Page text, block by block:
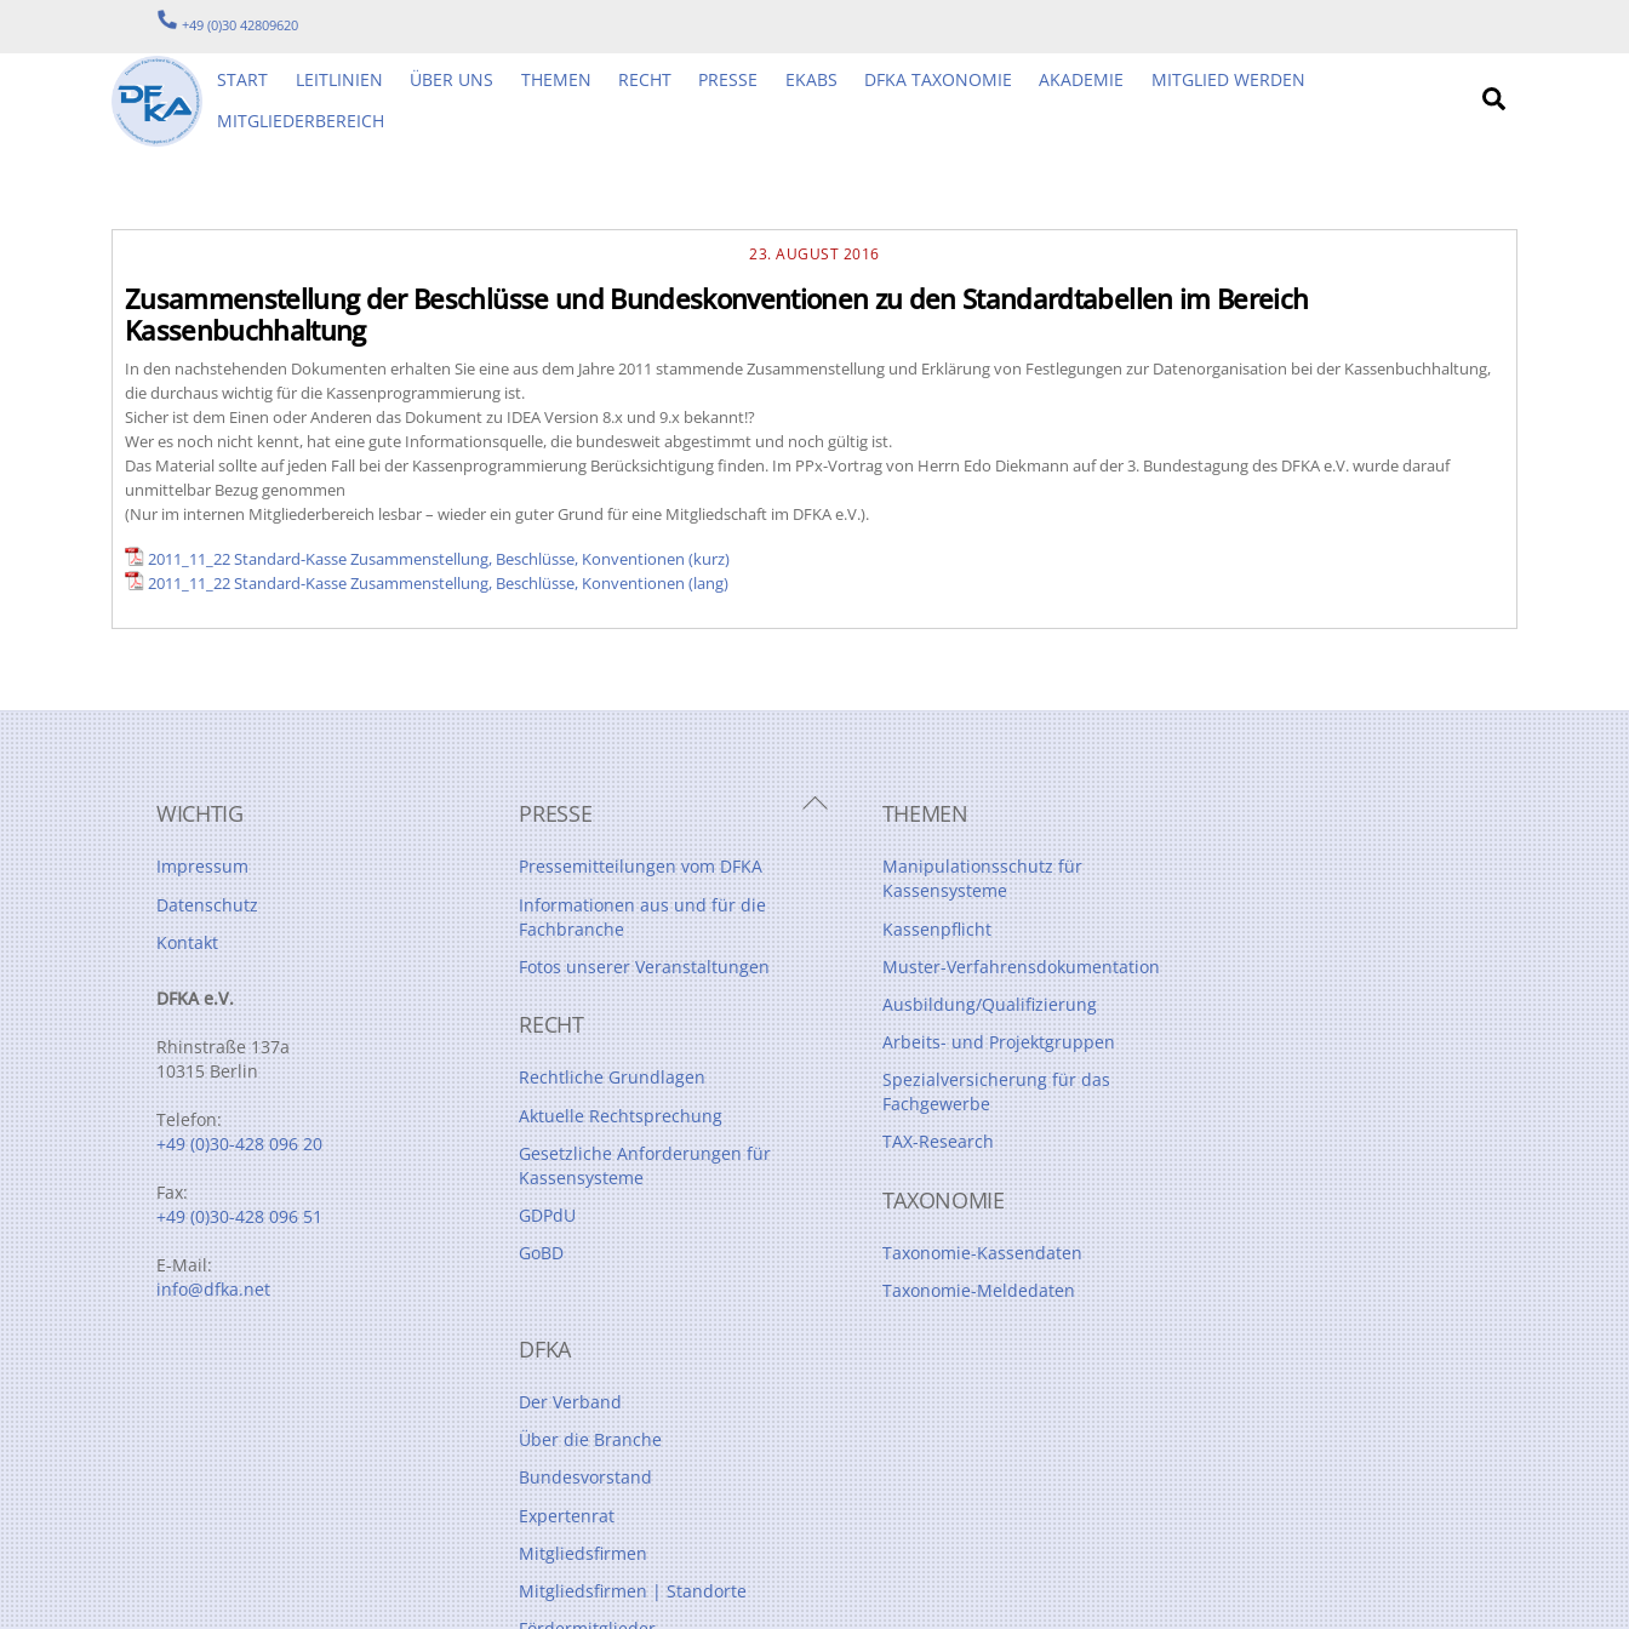
+49 (0)30 42809620
START LEITLINIEN ÜBER UNS THEMEN RECHT PRESSE EKABS DFKA TAXONOMIE AKADEMIE
MITGLIED WERDEN
MITGLIEDERBEREICH
23. AUGUST 2016
Zusammenstellung der Beschlüsse und Bundeskonventionen zu den Standardtabellen im Bereich
Kassenbuchhaltung
In den nachstehenden Dokumenten erhalten Sie eine aus dem Jahre 2011 stammende Zusammenstellung und Erklärung von Festlegungen zur Datenorganisation bei der Kassenbuchhaltung,
die durchaus wichtig für die Kassenprogrammierung ist.
Sicher ist dem Einen oder Anderen das Dokument zu IDEA Version 8.x und 9.x bekannt!?
Wer es noch nicht kennt, hat eine gute Informationsquelle, die bundesweit abgestimmt und noch gültig ist.
Das Material sollte auf jeden Fall bei der Kassenprogrammierung Berücksichtigung finden. Im PPx-Vortrag von Herrn Edo Diekmann auf der 3. Bundestagung des DFKA e.V. wurde darauf
unmittelbar Bezug genommen
(Nur im internen Mitgliederbereich lesbar – wieder ein guter Grund für eine Mitgliedschaft im DFKA e.V.).
2011_11_22 Standard-Kasse Zusammenstellung, Beschlüsse, Konventionen (kurz)
2011_11_22 Standard-Kasse Zusammenstellung, Beschlüsse, Konventionen (lang)
Back
To
Top
WICHTIG
Impressum
Datenschutz
Kontakt
DFKA e.V.
Rhinstraße 137a
10315 Berlin
Telefon:
+49 (0)30-428 096 20
Fax:
+49 (0)30-428 096 51
E-Mail:
info@dfka.net
PRESSE
Pressemitteilungen vom DFKA
Informationen aus und für die
Fachbranche
Fotos unserer Veranstaltungen
RECHT
Rechtliche Grundlagen
Aktuelle Rechtsprechung
Gesetzliche Anforderungen für
Kassensysteme
GDPdU
GoBD
THEMEN
Manipulationsschutz für
Kassensysteme
Kassenpflicht
Muster-Verfahrensdokumentation
Ausbildung/Qualifizierung
Arbeits- und Projektgruppen
Spezialversicherung für das
Fachgewerbe
TAX-Research
TAXONOMIE
Taxonomie-Kassendaten
Taxonomie-Meldedaten
DFKA
Der Verband
Über die Branche
Bundesvorstand
Expertenrat
Mitgliedsfirmen
Mitgliedsfirmen | Standorte